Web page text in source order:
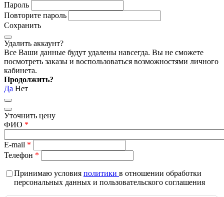
Пароль
Повторите пароль
Сохранить
Удалить аккаунт?
Все Ваши данные будут удалены навсегда. Вы не сможете
посмотреть заказы и воспользоваться возможностями личного
кабинета.
Продолжить?
Да Нет
Уточнить цену
ФИО *
E-mail *
Телефон *
Принимаю условия политики в отношении обработки
персональных данных и пользовательского соглашения